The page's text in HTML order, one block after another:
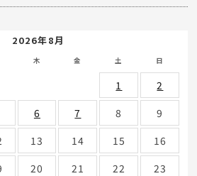
2026年8月
木 金 土 日
1
2
6 7 8
9
13 14 15
16
20 21 22
23